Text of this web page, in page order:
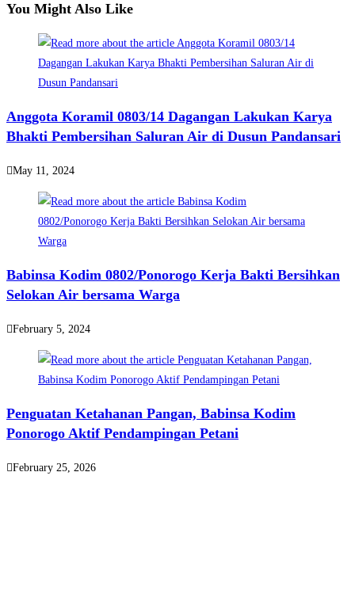
You Might Also Like
Anggota Koramil 0803/14 Dagangan Lakukan Karya
Bhakti Pembersihan Saluran Air di Dusun Pandansari
May 11, 2024
Babinsa Kodim 0802/Ponorogo Kerja Bakti Bersihkan
Selokan Air bersama Warga
February 5, 2024
Penguatan Ketahanan Pangan, Babinsa Kodim
Ponorogo Aktif Pendampingan Petani
February 25, 2026